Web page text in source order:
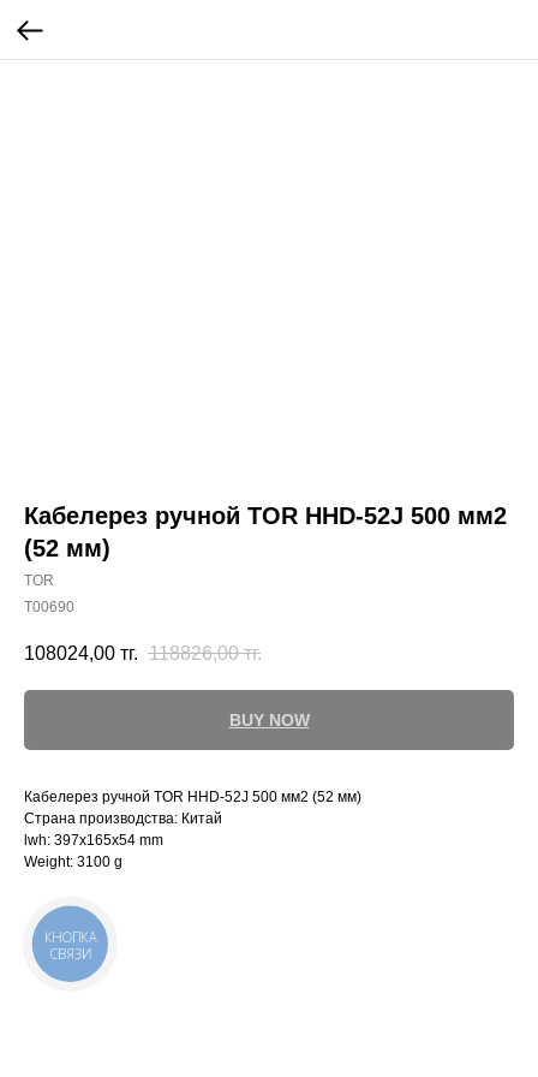
Кабелерез ручной TOR HHD-52J 500 мм2
(52 мм)
TOR
T00690
108024,00 тг. 118826,00 тг.
BUY NOW
Кабелерез ручной TOR HHD-52J 500 мм2 (52 мм)
Страна производства: Китай
lwh: 397x165x54 mm
Weight: 3100 g
КНОПКА
СВЯЗИ